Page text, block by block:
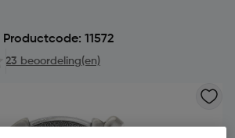
Productcode: 11572
23 beoordeling(en)